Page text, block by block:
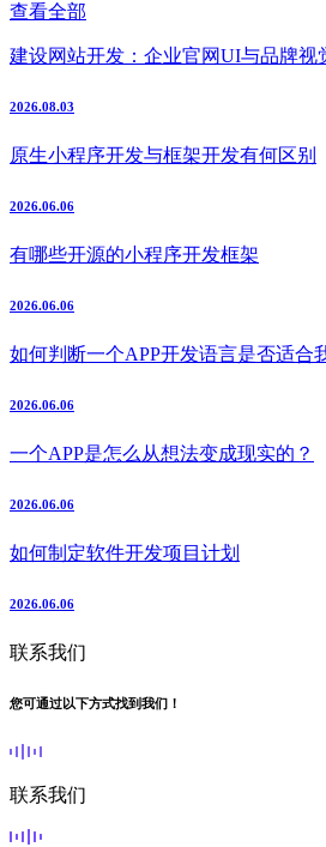
查看全部
建设网站开发：企业官网UI与品牌视
2026.08.03
原生小程序开发与框架开发有何区别
2026.06.06
有哪些开源的小程序开发框架
2026.06.06
如何判断一个APP开发语言是否适合
2026.06.06
一个APP是怎么从想法变成现实的？
2026.06.06
如何制定软件开发项目计划
2026.06.06
联系我们
您可通过以下方式找到我们！
联系我们